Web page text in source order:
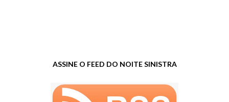
ASSINE O FEED DO NOITE SINISTRA